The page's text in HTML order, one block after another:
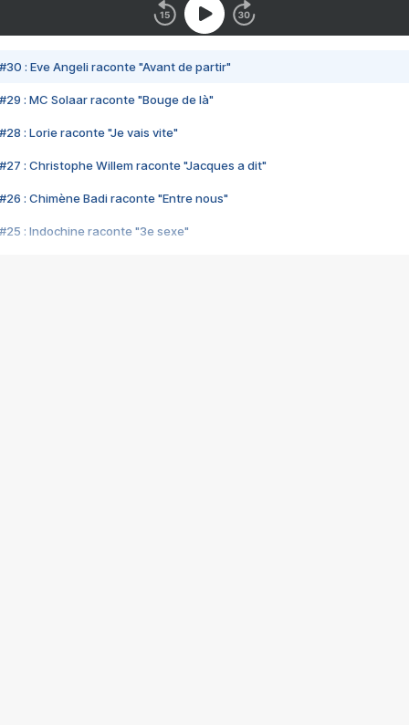
#30 : Eve Angeli raconte "Avant de partir"
#29 : MC Solaar raconte "Bouge de là"
#28 : Lorie raconte "Je vais vite"
#27 : Christophe Willem raconte "Jacques a dit"
#26 : Chimène Badi raconte "Entre nous"
#25 : Indochine raconte "3e sexe"